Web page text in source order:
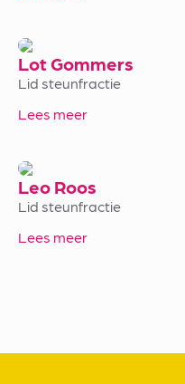
Lot Gommers
Lid steunfractie
Lees meer
Leo Roos
Lid steunfractie
Lees meer